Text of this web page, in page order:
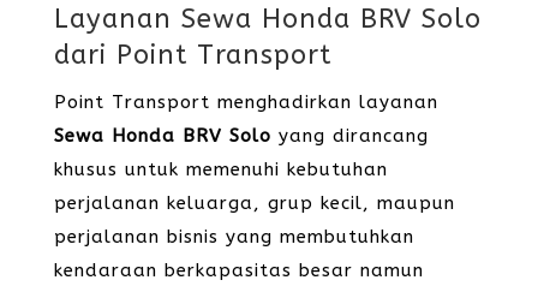
Layanan Sewa Honda BRV Solo
dari Point Transport
Point Transport menghadirkan layanan
Sewa Honda BRV Solo yang dirancang
khusus untuk memenuhi kebutuhan
perjalanan keluarga, grup kecil, maupun
perjalanan bisnis yang membutuhkan
kendaraan berkapasitas besar namun